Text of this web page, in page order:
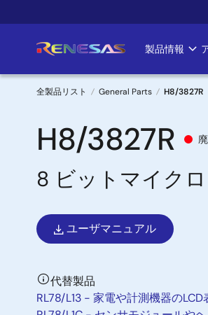
イ
ン
Main
製品情報
パ
ン
く
ず
全製品リスト General Parts H8/3827R
H8/3827R
8 ビットマイク
ユーザマニュアル
代替製品
RL78/L13 - 家電や計測機器の